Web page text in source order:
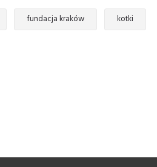
fundacja kraków kotki